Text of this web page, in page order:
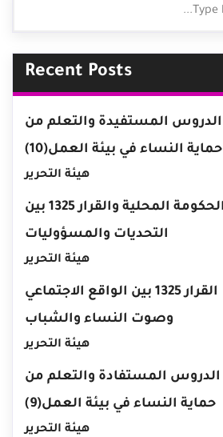
Recent Posts
الدروس المستفيدة والتعلم من
حماية النساء في بيئة العمل(10)
هيئة التحرير
الحكومة المحلية والقرار 1325 بين
التحديات والمسؤوليات
هيئة التحرير
القرار 1325 بين الواقع الاجتماعي
وصوت النساء والشباب
هيئة التحرير
الدروس المستفادة والتعلم من
حماية النساء في بيئة العمل(9)
هيئة التحرير